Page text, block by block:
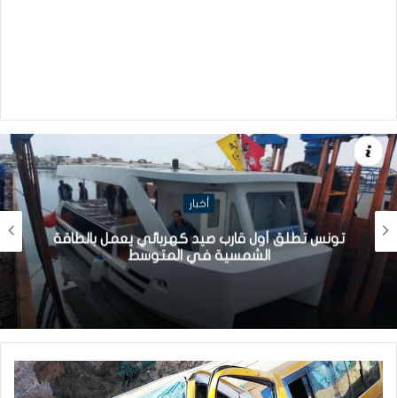
أخبار
تونس تطلق أول قارب صيد كهربائي يعمل بالطاقة
الشمسية في المتوسط